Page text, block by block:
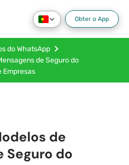
Obter o App
do WhatsApp
de Seguro do
Empresas
de
Seguro do